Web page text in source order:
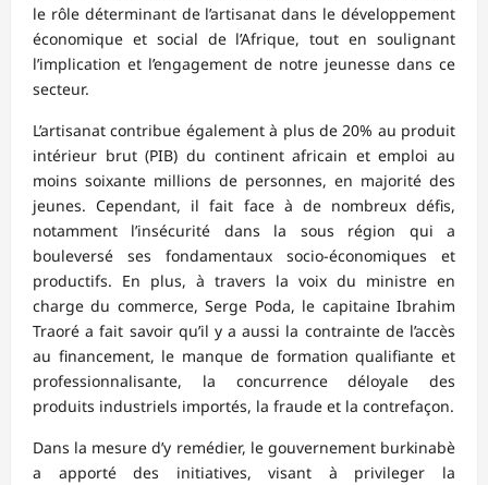
le rôle déterminant de l’artisanat dans le développement
économique et social de l’Afrique, tout en soulignant
l’implication et l’engagement de notre jeunesse dans ce
secteur.
L’artisanat contribue également à plus de 20% au produit
intérieur brut (PIB) du continent africain et emploi au
moins soixante millions de personnes, en majorité des
jeunes. Cependant, il fait face à de nombreux défis,
notamment l’insécurité dans la sous région qui a
bouleversé ses fondamentaux socio-économiques et
productifs. En plus, à travers la voix du ministre en
charge du commerce, Serge Poda, le capitaine Ibrahim
Traoré a fait savoir qu’il y a aussi la contrainte de l’accès
au financement, le manque de formation qualifiante et
professionnalisante, la concurrence déloyale des
produits industriels importés, la fraude et la contrefaçon.
Dans la mesure d’y remédier, le gouvernement burkinabè
a apporté des initiatives, visant à privileger la